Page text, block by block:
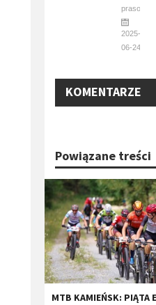
prasowa
2025-
06-24
KOMENTARZE
Powiązane treści
​MTB KAMIEŃSK: PIĄTA